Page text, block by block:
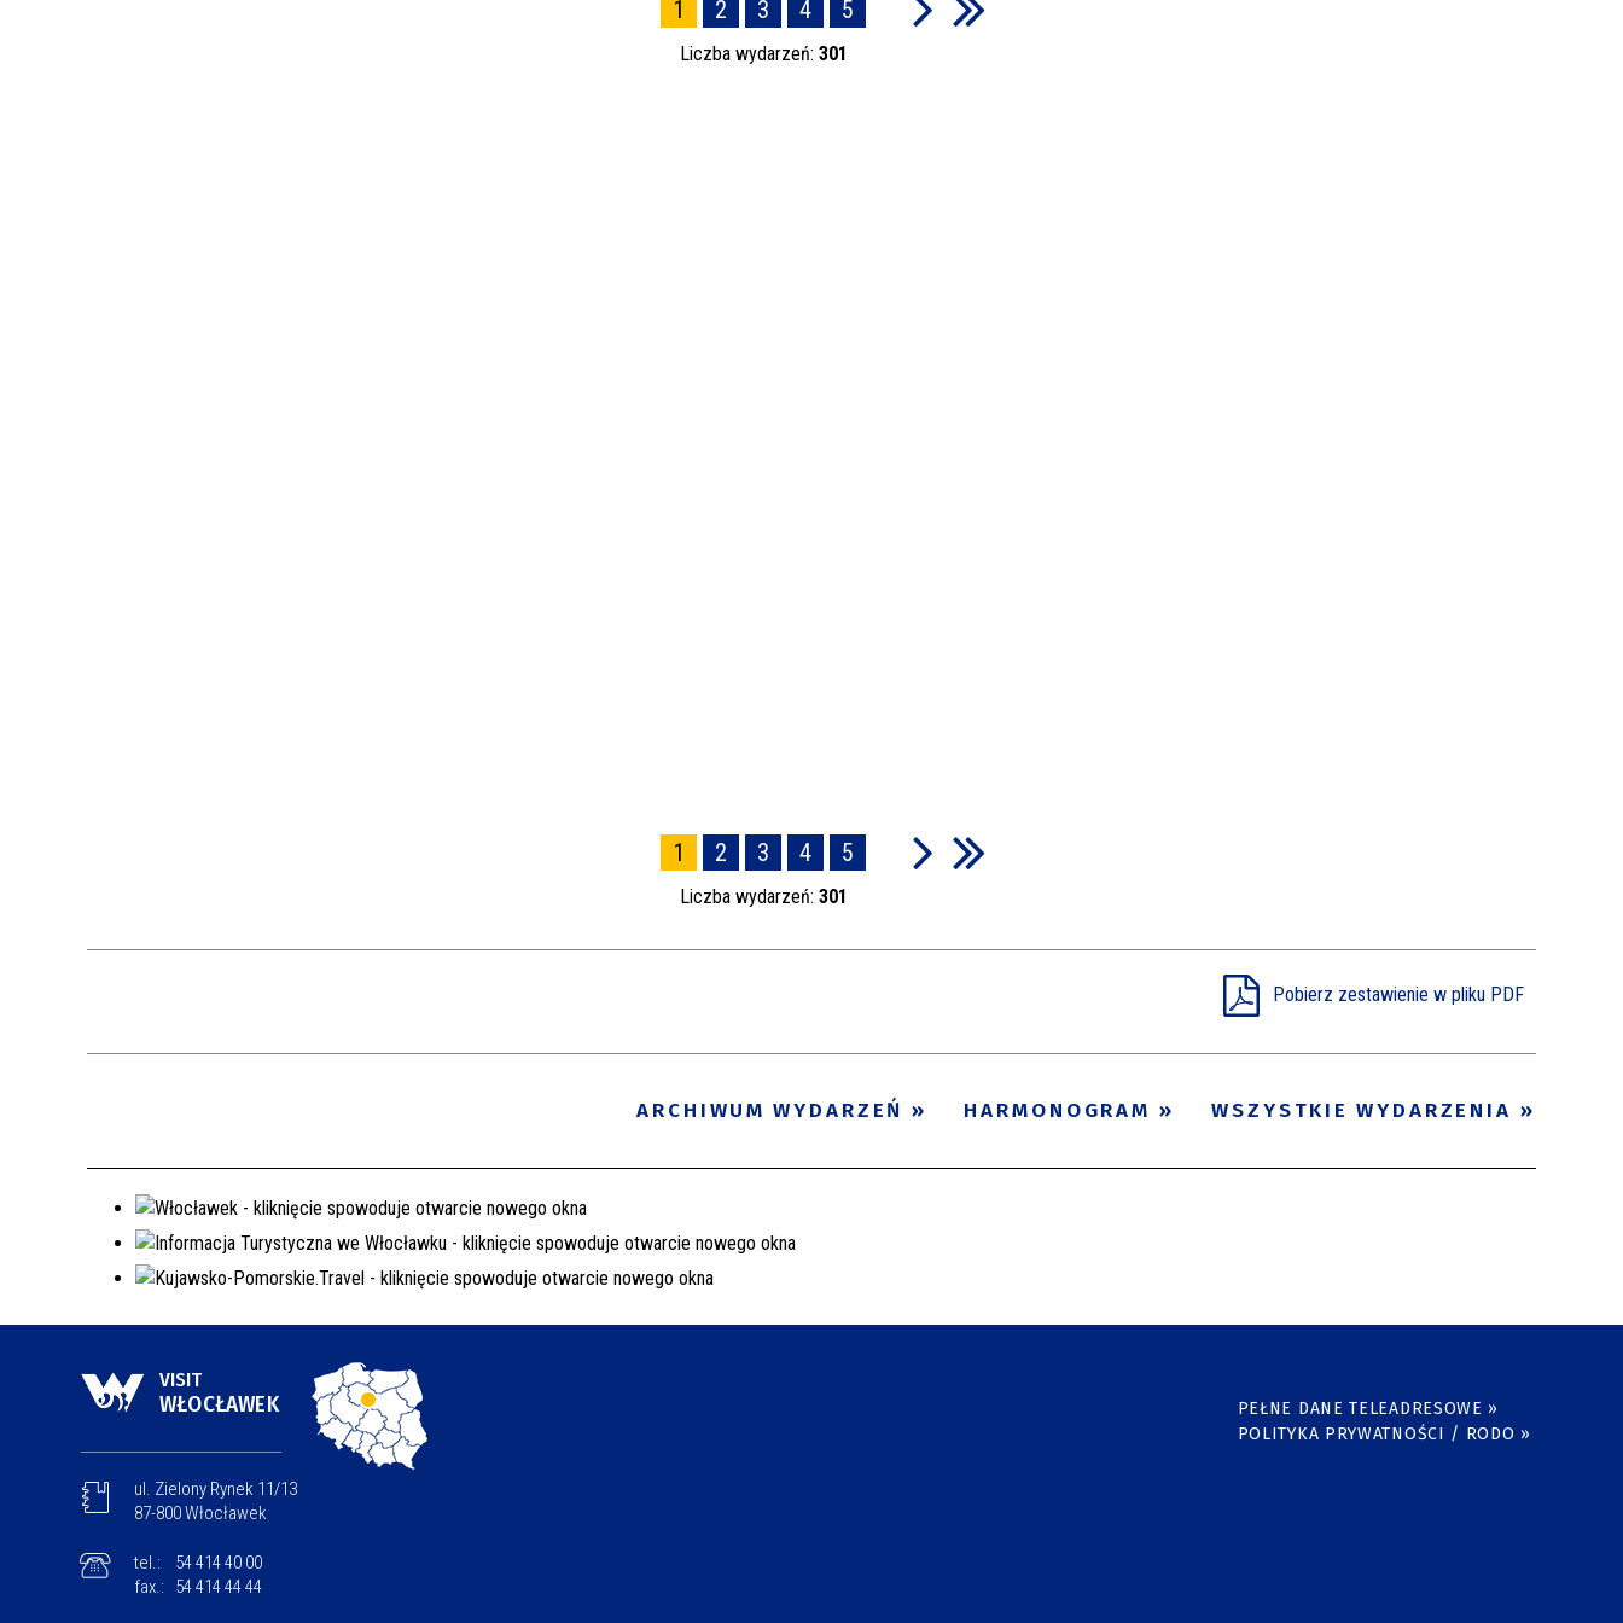
1 2 3 4 5
Liczba wydarzeń: 301
1 2 3 4 5
Liczba wydarzeń: 301
Pobierz zestawienie w pliku PDF
WSZYSTKIE WYDARZENIA
HARMONOGRAM
ARCHIWUM WYDARZEŃ
VISIT
WŁOCŁAWEK
ul. Zielony Rynek 11/13
87-800 Włocławek
tel.:
54 414 40 00
fax.:
54 414 44 44
PEŁNE DANE TELEADRESOWE »
POLITYKA PRYWATNOŚCI / RODO »